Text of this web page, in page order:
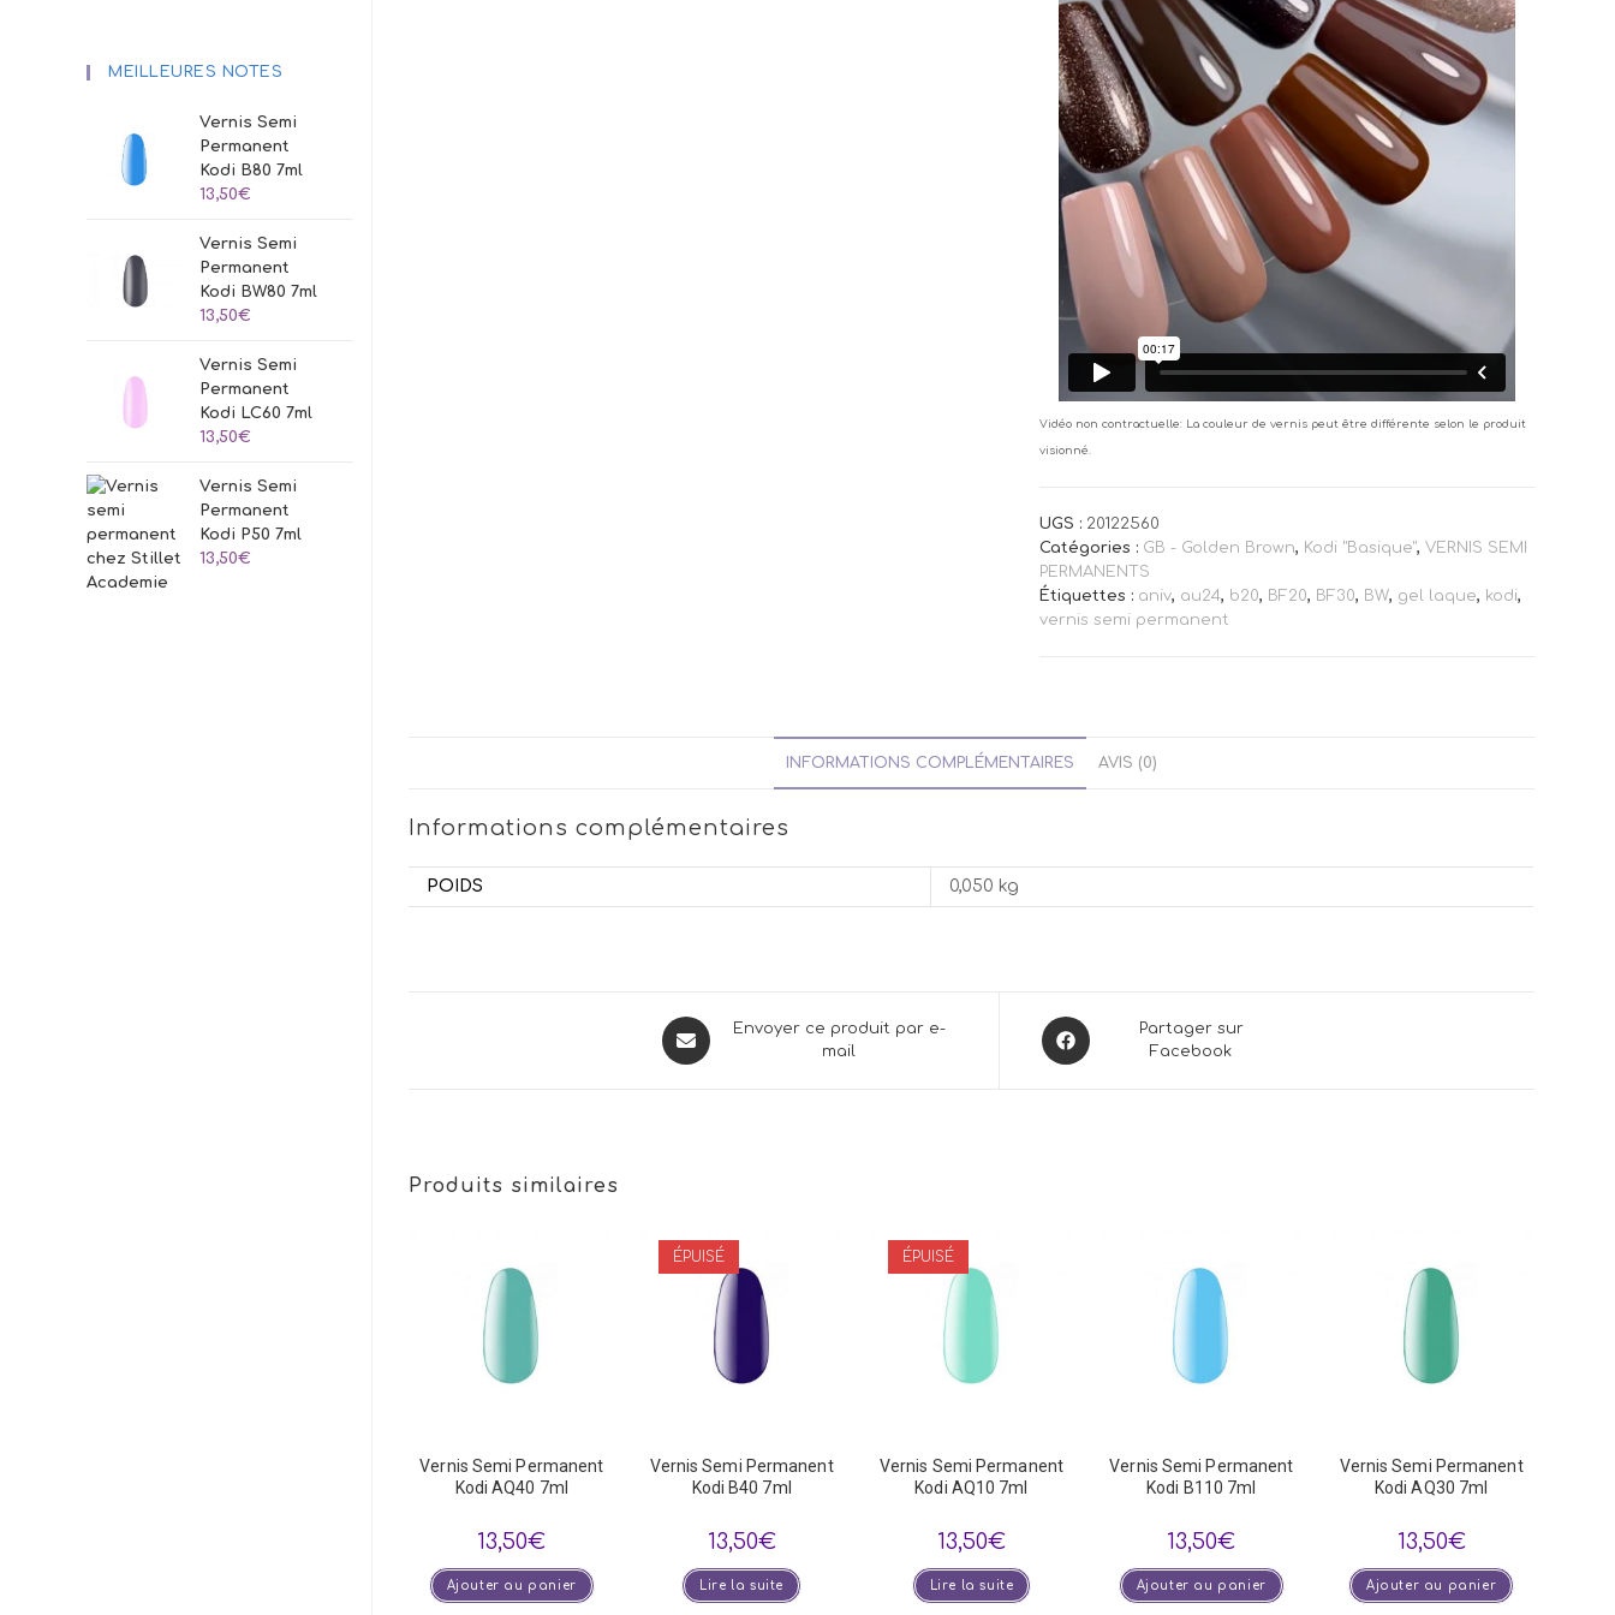
Vidéo non contractuelle: La couleur de vernis peut être différente selon le produit
visionné.
UGS : 20122560
Catégories : GB - Golden Brown, Kodi "Basique", VERNIS SEMI
PERMANENTS
Étiquettes : aniv, au24, b20, BF20, BF30, BW, gel laque, kodi,
vernis semi permanent
INFORMATIONS COMPLÉMENTAIRES AVIS (0)
Informations complémentaires
POIDS 0,050 kg
Opens
in
Envoyer ce produit par e-
mail
Opens
in
Partager sur
Facebook
Produits similaires
Vernis Semi Permanent
Kodi AQ40 7ml
13,50€
Ajouter au panier
ÉPUISÉ
Vernis Semi Permanent
Kodi B40 7ml
13,50€
Lire la suite
ÉPUISÉ
Vernis Semi Permanent
Kodi AQ10 7ml
13,50€
Lire la suite
Vernis Semi Permanent
Kodi B110 7ml
13,50€
Ajouter au panier
Vernis Semi Permanent
Kodi AQ30 7ml
13,50€
Ajouter au panier
MEILLEURES NOTES
Vernis Semi
Permanent
Kodi B80 7ml
13,50€
Vernis Semi
Permanent
Kodi BW80 7ml
13,50€
Vernis Semi
Permanent
Kodi LC60 7ml
13,50€
Vernis Semi
Permanent
Kodi P50 7ml
13,50€